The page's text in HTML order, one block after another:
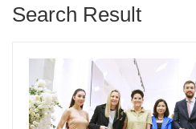
Search Result